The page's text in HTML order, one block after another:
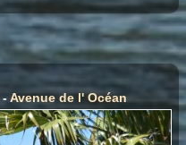
-Avenue de l' Océan